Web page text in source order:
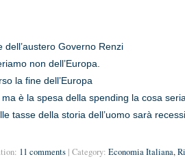
dell’austero Governo Renzi
non dell’Europa.
la fine dell’Europa
è la spesa della spending la cosa seria
tasse della storia dell’uomo sarà
11 comments | Category: Economia Italiana,